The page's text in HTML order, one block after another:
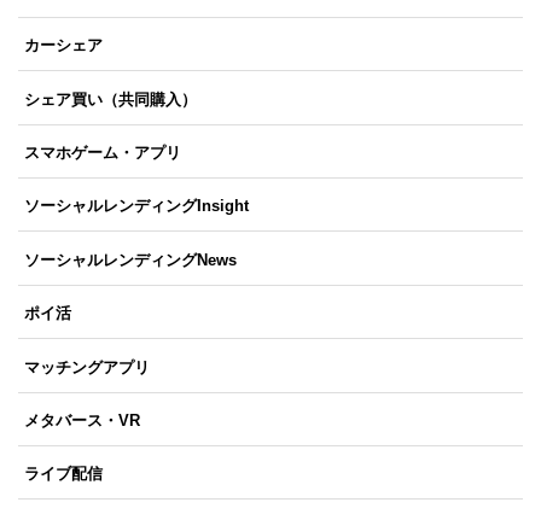
カーシェア
シェア買い（共同購入）
スマホゲーム・アプリ
ソーシャルレンディングInsight
ソーシャルレンディングNews
ポイ活
マッチングアプリ
メタバース・VR
ライブ配信